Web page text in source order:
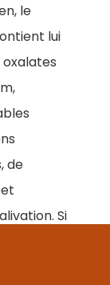
le
lui
oxalates
de
Si
vous, Il